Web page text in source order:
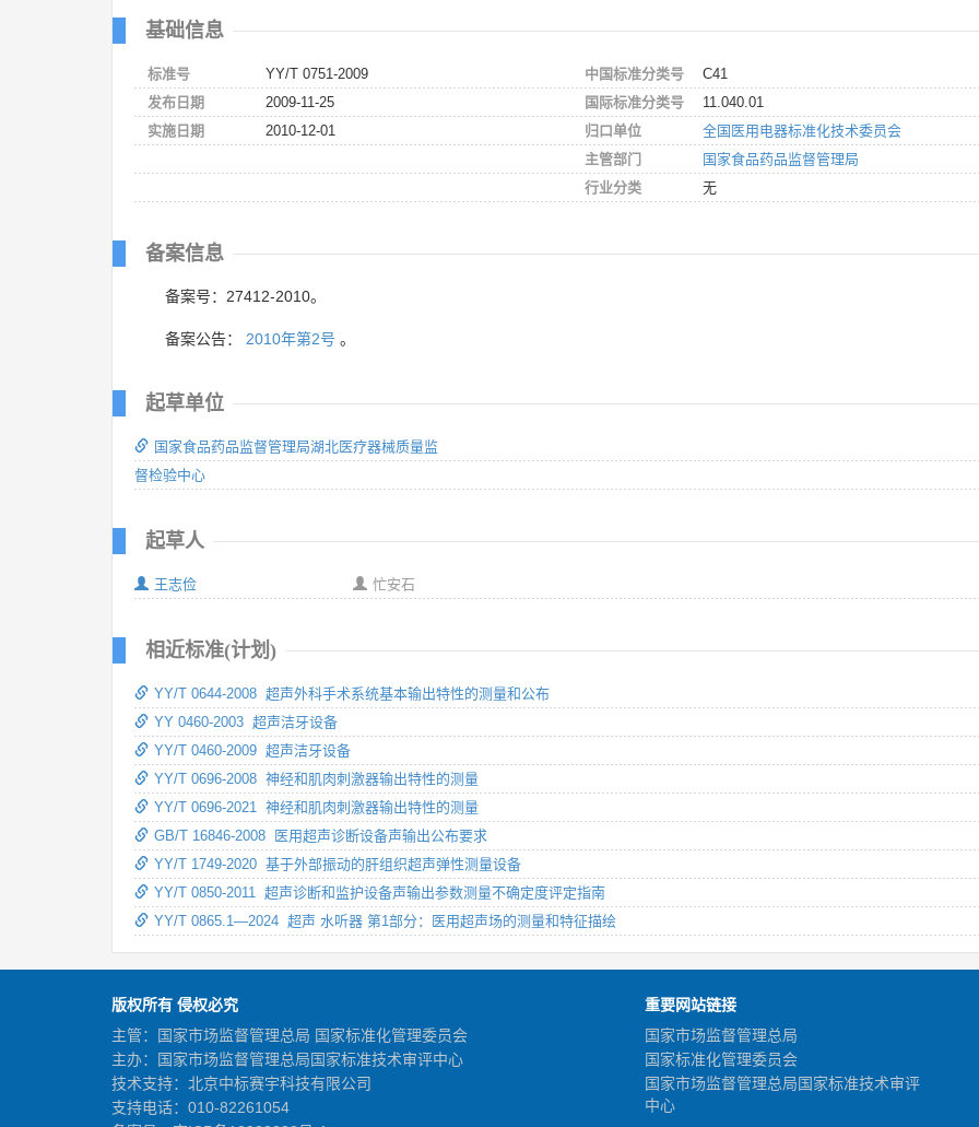
基础信息
标准号
YY/T 0751-2009
发布日期
2009-11-25
实施日期
2010-12-01
中国标准分类号
C41
国际标准分类号
11.040.01
归口单位
全国医用电器标准化技术委员会
主管部门
国家食品药品监督管理局
行业分类
无
备案信息
备案号：27412-2010。
备案公告： 2010年第2号 。
起草单位
国家食品药品监督管理局湖北医疗器械质量监
督检验中心
起草人
王志俭 忙安石
相近标准(计划)
YY/T 0644-2008 超声外科手术系统基本输出特性的测量和公布
YY 0460-2003 超声洁牙设备
YY/T 0460-2009 超声洁牙设备
YY/T 0696-2008 神经和肌肉刺激器输出特性的测量
YY/T 0696-2021 神经和肌肉刺激器输出特性的测量
GB/T 16846-2008 医用超声诊断设备声输出公布要求
YY/T 1749-2020 基于外部振动的肝组织超声弹性测量设备
YY/T 0850-2011 超声诊断和监护设备声输出参数测量不确定度评定指南
YY/T 0865.1—2024 超声 水听器 第1部分：医用超声场的测量和特征描绘
版权所有 侵权必究
主管：国家市场监督管理总局 国家标准化管理委员会
主办：国家市场监督管理总局国家标准技术审评中心
技术支持：北京中标赛宇科技有限公司
支持电话：010-82261054
重要网站链接
国家市场监督管理总局
国家标准化管理委员会
国家市场监督管理总局国家标准技术审评
中心